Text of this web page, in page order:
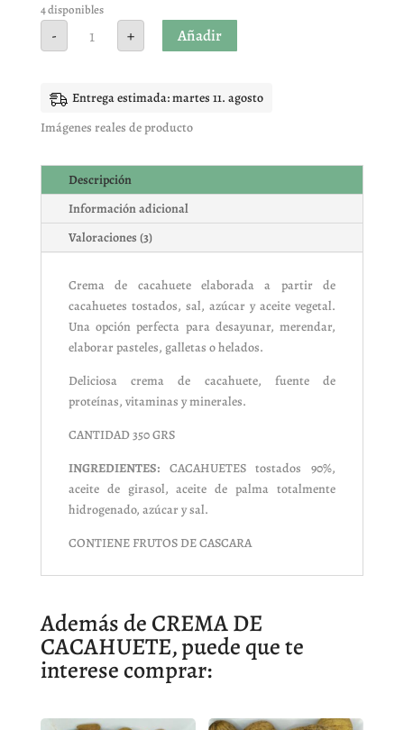
5 en base
a
valoracione
4 disponibles
-
CACAHUETE
+ Añadir
Entrega estimada: martes 11. agosto
Imágenes reales de producto
Descripción
Información adicional
Valoraciones (3)
Crema de cacahuete elaborada a partir de
cacahuetes tostados, sal, azúcar y aceite vegetal.
Una opción perfecta para desayunar, merendar,
elaborar pasteles, galletas o helados.
Deliciosa crema de cacahuete, fuente de
proteínas, vitaminas y minerales.
CANTIDAD 350 GRS
INGREDIENTES:CACAHUETES tostados 90%,
aceite de girasol, aceite de palma totalmente
hidrogenado, azúcar y sal.
CONTIENE FRUTOS DE CASCARA
Además de CREMA DE
CACAHUETE, puede que te
interese comprar: